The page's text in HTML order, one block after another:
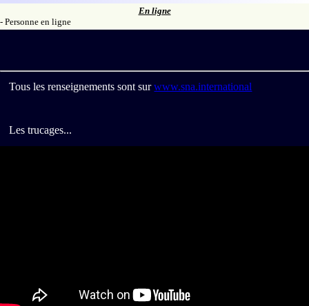
Tous les renseignements sont surwww.sna.international
Les trucages...